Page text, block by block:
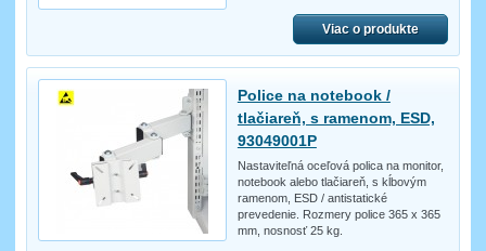
Viac o produkte
Police na notebook /
tlačiareň, s ramenom, ESD,
93049001P
Nastaviteľná oceľová polica na monitor,
notebook alebo tlačiareň, s kĺbovým
ramenom, ESD / antistatické
prevedenie. Rozmery police 365 x 365
mm, nosnosť 25 kg.